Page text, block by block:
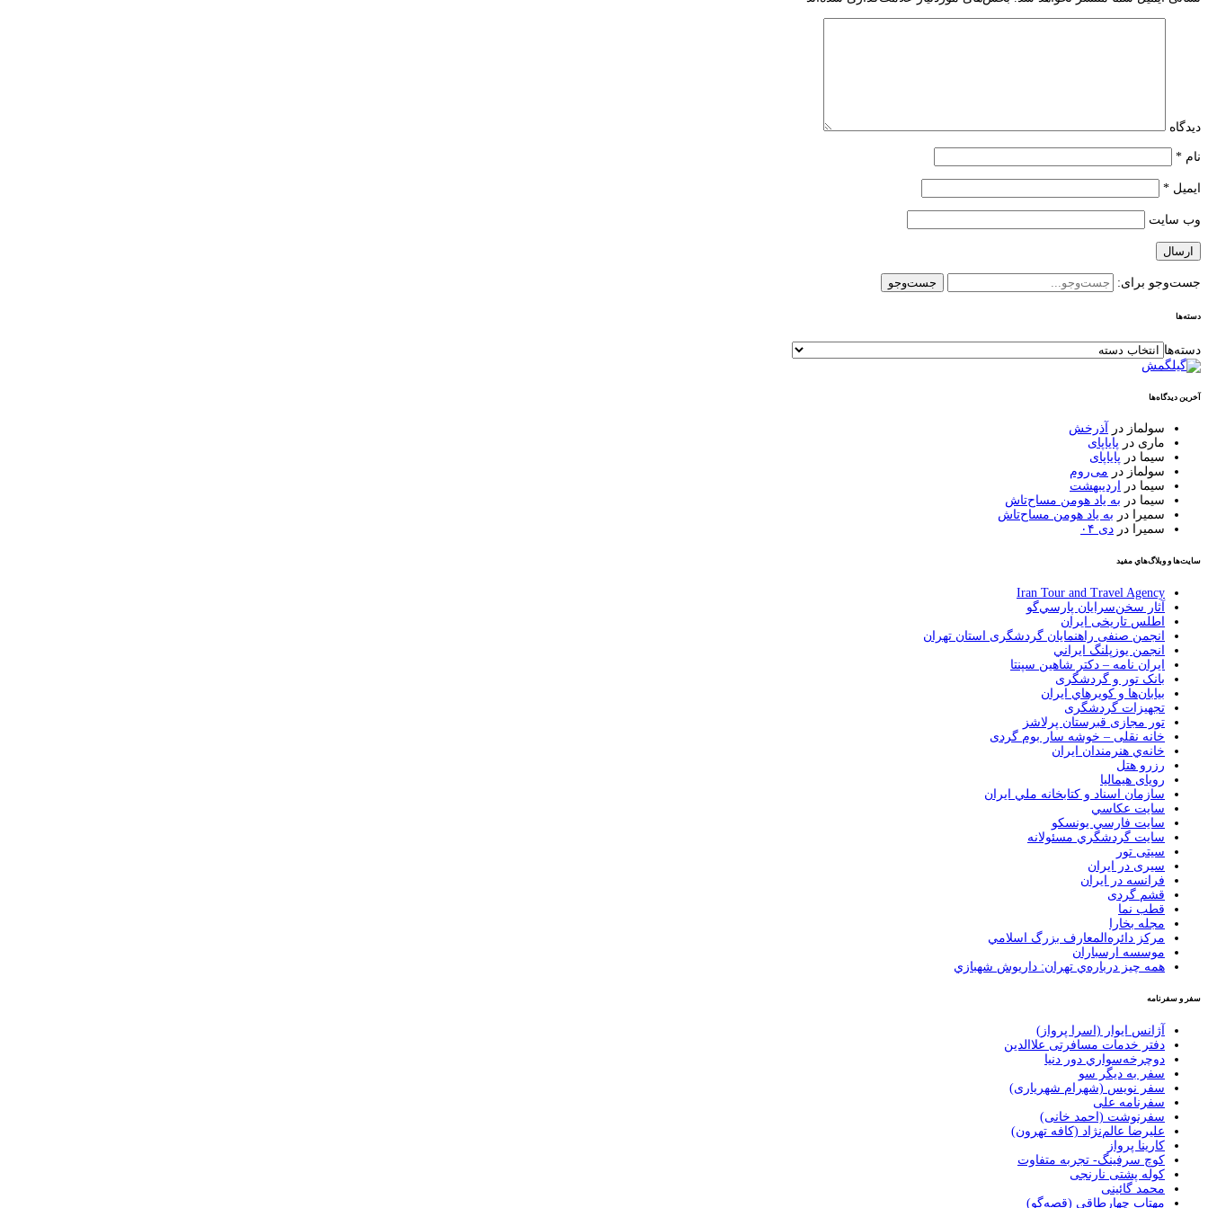
دیدگاه
نام *
ایمیل *
وب‌ سایت
جست‌وجو برای:
دسته‌ها
دسته‌ها
آخرین دیدگاه‌ها
سولماز در
آذرخش
ماری در پایاپای
سیما در پایاپای
سولماز در می‌روم
سیما در
اردیبهشت
سیما در به یاد هومن مساح‌تاش
سمیرا
در به یاد هومن مساح‌تاش
سمیرا
در دی ۰۴
سايت‌ها و وبلاگ‌هاي مفيد
Iran Tour and Travel Agency
آثار سخن‌سرايان پارسي‌گو
اطلس تاریخی ایران
انجمن صنفی راهنمایان گردشگری استان تهران
انجمن يوزپلنگ ايراني
ایران نامه – دکتر شاهین سپنتا
بانک تور و گردشگری
بيابان‌ها و كويرهاي ايران
تجهیزات گردشگری
تور مجازی قبرستان پرلاشز
خانه نقلی – خوشه سار بوم گردی
خانه‌ي هنرمندان ايران
رزرو هتل
رویای هیمالیا
سازمان اسناد و كتابخانه ملي ايران
سايت عكاسي
سايت فارسي يونسكو
سايت گردشگري مسئولانه
سیتی تور
سیری در ایران
فرانسه در ايران
قشم گردی
قطب نما
مجله بخارا
مركز دائره‌المعارف بزرگ اسلامي
موسسه ارسباران
همه چيز درباره‌ي تهران: داريوش شهبازي
سفر و سفرنامه
آژانس ایوار (اسرا پرواز)
دفتر خدمات مسافرتی علاالدین
دوچرخه‌سواري دور دنيا
سفر به دیگر سو
سفر نویس (شهرام شهریاری)
سفرنامه علی
سفرنوشت (احمد خانی)
عليرضا عالم‌نژاد (كافه تهرون)
کارینا پرواز
کوچ سرفینگ- تجربه متفاوت
کوله پشتی نارنجی
محمد گائینی
مهتاب چهارطاقی (قصه‌گو)